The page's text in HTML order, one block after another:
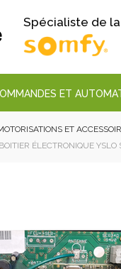
Spécialiste de
ET
ET
ÉLECTRONIQUE